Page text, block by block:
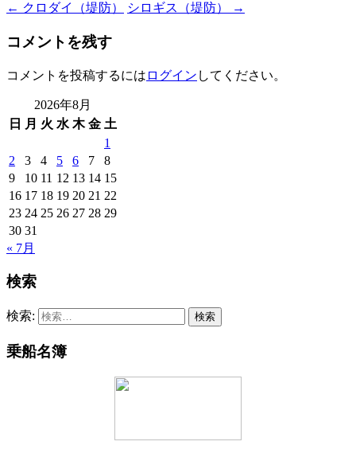
← クロダイ（堤防） シロギス（堤防） →
コメントを残す
コメントを投稿するには ログイン してください。
2026年8月
日
月 火 水 木 金 土
1
2
3 4 5 6 7
8
9
10 11 12 13 14 15
16 17 18 19 20 21 22
23 24 25 26 27 28 29
30 31
« 7月
検索
検索:
乗船名簿